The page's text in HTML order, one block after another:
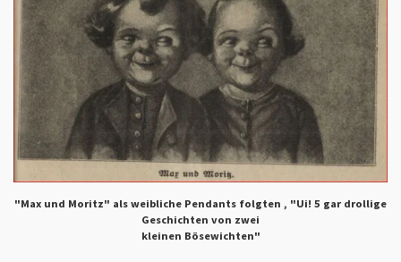
"Max und Moritz" als weibliche Pendants folgten , "Ui! 5 gar drollige
Geschichten von zwei
kleinen Bösewichten"